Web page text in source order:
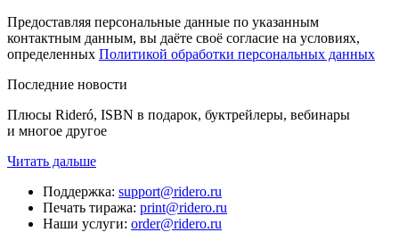
Предоставляя персональные данные по указанным
контактным данным, вы даёте своё согласие на условиях,
определенных Политикой обработки персональных данных
Последние новости
Плюсы Rideró, ISBN в подарок, буктрейлеры, вебинары
и многое другое
Читать дальше
Поддержка: support@ridero.ru
Печать тиража: print@ridero.ru
Наши услуги: order@ridero.ru